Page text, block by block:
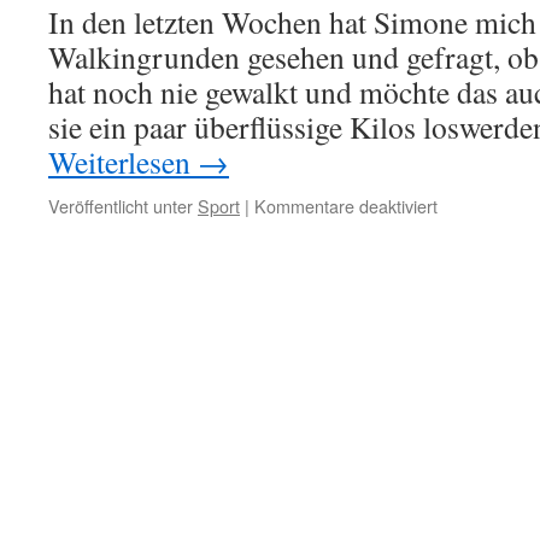
In den letzten Wochen hat Simone
Walkingrunden gesehen und gefragt,
hat noch nie gewalkt und möchte das
sie ein paar überflüssige Kilos
Weiterlesen →
Veröffentlicht unter Sport | Kommentare deaktiviertfür